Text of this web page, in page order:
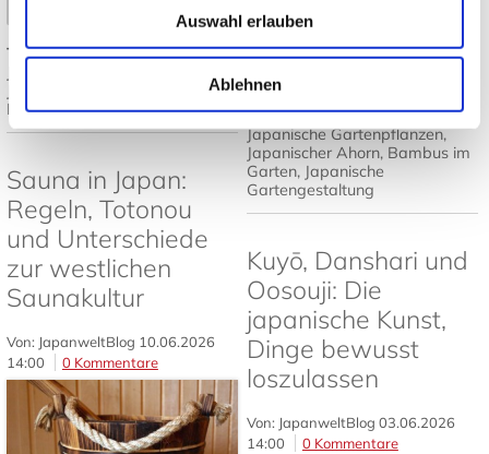
Auswahl erlauben
Ablehnen
Tags: Japanisches Design,
Tatami und
Futon
➤
Mehr lesen
Tags: Japanischer Garten,
Japanische Gartenpflanzen,
Japanischer Ahorn, Bambus im
Garten, Japanische
Gartengestaltung
Sauna in Japan:
Regeln, Totonou
und Unterschiede
zur westlichen
Saunakultur
Von: JapanweltBlog 10.06.2026
14:00
0 Kommentare
Kuyō, Danshari und
Oosouji: Die
japanische Kunst,
Dinge bewusst
loszulassen
Von: JapanweltBlog 03.06.2026
14:00
0 Kommentare